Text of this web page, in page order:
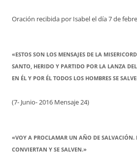
Oración recibida por Isabel el día 7 de
«ESTOS SON LOS MENSAJES DE LA
SANTO, HERIDO Y PARTIDO POR LA LANZA
EN ÉL Y POR ÉL TODOS LOS HOMBRES SE
(7- Junio- 2016 Mensaje 24)
«VOY A PROCLAMAR UN AÑO DE SALVACIÓN.
CONVIERTAN Y SE SALVEN.»